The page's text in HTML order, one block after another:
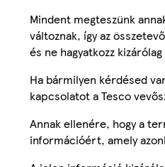
Mindent megteszünk
változnak, így az
és ne hagyatkozz
Ha bármilyen kérdésed
kapcsolatot a Tesco
Annak ellenére, hogy a
információért, amely